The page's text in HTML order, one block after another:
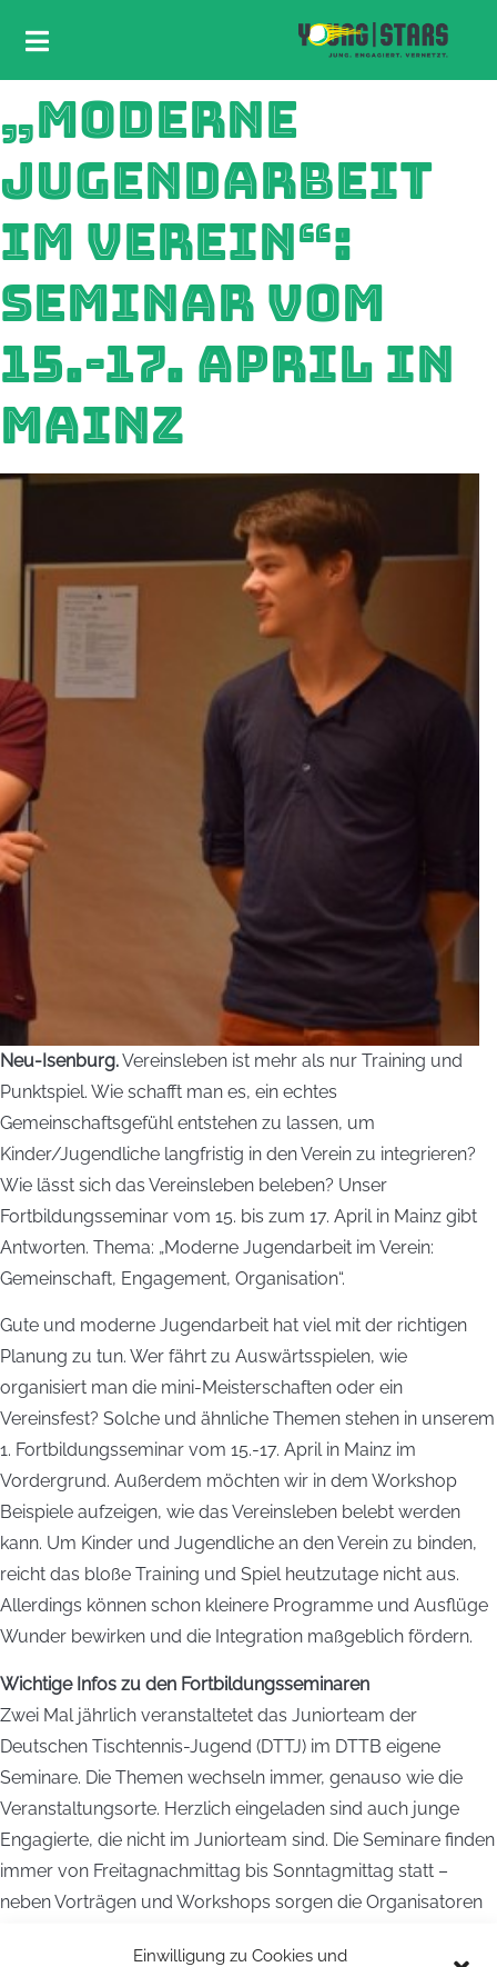
Einwilligung zu Cookies und
„MODERNE
JUGENDARBEIT
IM VEREIN“:
SEMINAR VOM
15.-17. APRIL IN
MAINZ
Neu-Isenburg.Vereinsleben ist mehr als nur Training und
Punktspiel. Wie schafft man es, ein echtes
Gemeinschaftsgefühl entstehen zu lassen, um
Kinder/Jugendliche langfristig in den Verein zu integrieren?
Wie lässt sich das Vereinsleben beleben? Unser
Fortbildungsseminar vom 15. bis zum 17. April in Mainz gibt
Antworten. Thema: „Moderne Jugendarbeit im Verein:
Gemeinschaft, Engagement, Organisation“.
Gute und moderne Jugendarbeit hat viel mit der richtigen
Planung zu tun. Wer fährt zu Auswärtsspielen, wie
organisiert man die mini-Meisterschaften oder ein
Vereinsfest? Solche und ähnliche Themen stehen in unserem
1. Fortbildungsseminar vom 15.-17. April in Mainz im
Vordergrund. Außerdem möchten wir in dem Workshop
Beispiele aufzeigen, wie das Vereinsleben belebt werden
kann. Um Kinder und Jugendliche an den Verein zu binden,
reicht das bloße Training und Spiel heutzutage nicht aus.
Allerdings können schon kleinere Programme und Ausflüge
Wunder bewirken und die Integration maßgeblich fördern.
Wichtige Infos zu den Fortbildungsseminaren
Zwei Mal jährlich veranstaltetet das Juniorteam der
Deutschen Tischtennis-Jugend (DTTJ) im DTTB eigene
Seminare. Die Themen wechseln immer, genauso wie die
Veranstaltungsorte. Herzlich eingeladen sind auch junge
Engagierte, die nicht im Juniorteam sind. Die Seminare finden
immer von Freitagnachmittag bis Sonntagmittag statt –
neben Vorträgen und Workshops sorgen die Organisatoren